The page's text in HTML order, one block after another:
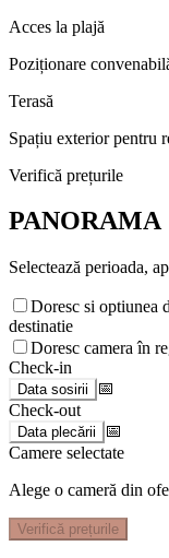
Acces la plajă
Poziționare
Terasă
Spațiu exterior pentru
Verifică prețurile
PANORAMA
Selectează perioada,
Doresc si optiunea
destinatie
Doresc camera în
Check-in
Data sosirii
📅
Check-out
Data plecării
📅
Camere selectate
Alege o cameră din
Verifică prețurile